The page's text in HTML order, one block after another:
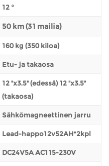
12 °
50 km (31 mailia)
160 kg (350 kiloa)
Etu- ja takaosa
12 "x3.5" (edessä) 12 "x3.5"
(takaosa)
Sähkömagneettinen jarru
Lead-happo12v52AH*2kpl
DC24V5A AC115-230V